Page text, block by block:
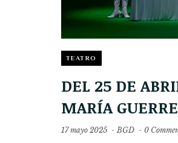
TEATRO
DEL 25 DE
MARÍA
17 mayo 2025 · BGD · 0